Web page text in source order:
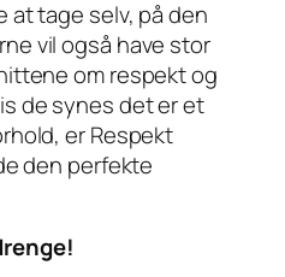
at tage selv, på den
vil også have stor
om respekt og
de synes det er et
er Respekt
den perfekte